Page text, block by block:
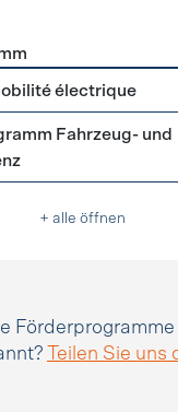
électrique
Fahrzeug- und
+ alle öffnen
Teilen Sie uns